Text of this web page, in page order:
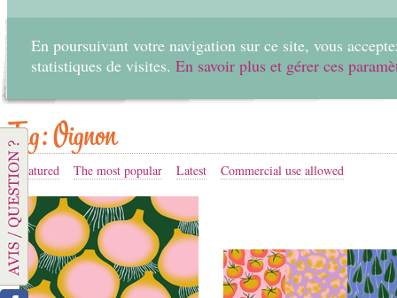
En poursuivant votre navigation sur ce site, vous
statistiques de visites. En savoir plus et gérer ces
Tag: Oignon
Featured The most popular Latest Commercial use allowed